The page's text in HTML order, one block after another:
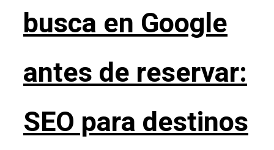
busca en Google
antes de reservar:
SEO para destinos